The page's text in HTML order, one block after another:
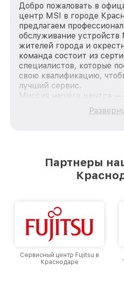
Добро пожаловать в
центр MSI в городе
предлагаем
обслуживание устройств
жителей города и
команда состоит из
специалистов, которые
свою квалификацию,
лучший сервис.
Миссия нашего центра —
качественный и
каждого пользователя
лучшим сервисным
Краснодаре, постоянно
Партнеры
Сервисный центр Fujitsu в
Краснодаре